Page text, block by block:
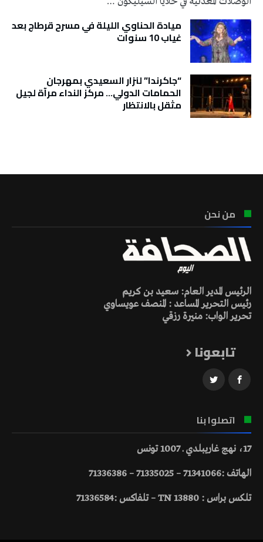
ميادة الحناوي الليلة في مسرح قرطاج بعد
غياب 10 سنوات
“جاكرندا” لنزار السعيدي بمهرجان
الحمامات الدولي… مركز النداء مرآة لجيل
مثقل بالانتظار
من نحن
الرئيس المدير العام: سعيد بن كريم
رئيس التحرير المساعد : المنصف عويساوي
تحرير الواب: منيرة رزقي
تابعونا
اتصلوا بنا
17، نهج غاريبلدي ـ 1007 تونس
الهاتف :71341066 – 71335025 – 71336386
تلكس براس : 13880 TN – تلفاكس :71336584